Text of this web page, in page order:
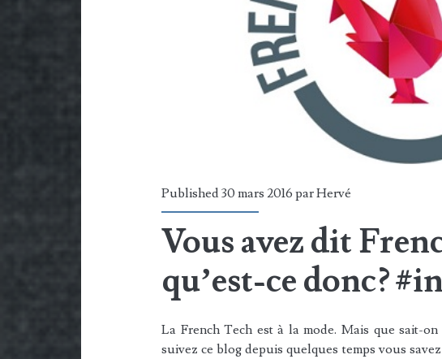
Published 30 mars 2016 parHervé
Vous avez dit
qu’est-ce donc?
La French Tech est à la mode. Mais que sait-
suivez ce blog depuis quelques temps vous